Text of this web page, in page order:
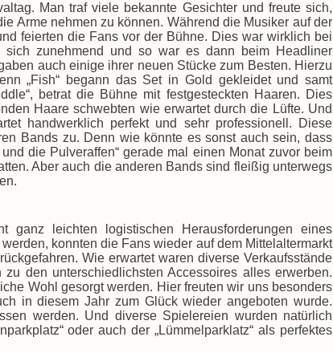
Man traf viele bekannte Gesichter und freute sich,
Arme nehmen zu können. Während die Musiker auf der
feierten die Fans vor der Bühne. Dies war wirklich bei
zunehmend und so war es dann beim Headliner
auch einige ihrer neuen Stücke zum Besten. Hierzu
„Fish“ begann das Set in Gold gekleidet und samt
betrat die Bühne mit festgesteckten Haaren. Dies
Haare schwebten wie erwartet durch die Lüfte. Und
handwerklich perfekt und sehr professionell. Diese
Bands zu. Denn wie könnte es sonst auch sein, dass
die Pulveraffen“ gerade mal einen Monat zuvor beim
Aber auch die anderen Bands sind fleißig unterwegs
ganz leichten logistischen Herausforderungen eines
konnten die Fans wieder auf dem Mittelaltermarkt
Wie erwartet waren diverse Verkaufsstände
den unterschiedlichsten Accessoires alles erwerben.
Wohl gesorgt werden. Hier freuten wir uns besonders
in diesem Jahr zum Glück wieder angeboten wurde.
werden. Und diverse Spielereien wurden natürlich
oder auch der „Lümmelparklatz“ als perfektes